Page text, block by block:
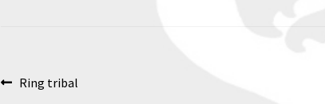
Inläggsnavigering
Föregående
Ring tribal